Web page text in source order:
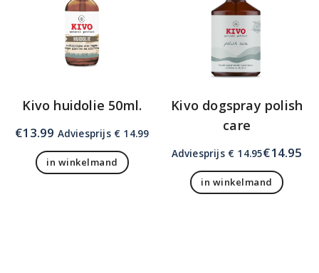
Kivo huidolie 50ml.
€13.99 Adviesprijs € 14.99
in winkelmand
Kivo dogspray polish
care
Adviesprijs € 14.95€14.95
in winkelmand